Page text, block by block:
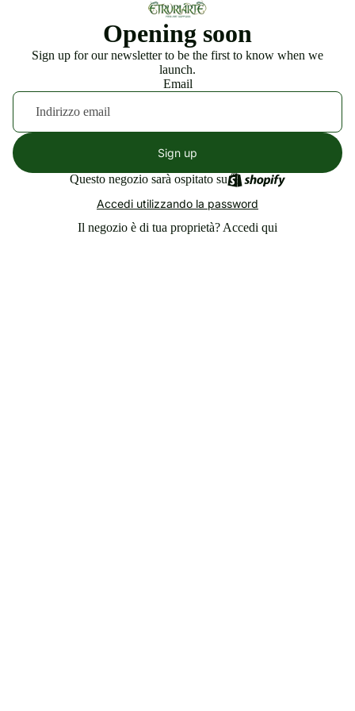
Opening soon
Sign up for our newsletter to be the first to know when we
launch.
Email
Sign up
Questo negozio sarà ospitato su
Accedi utilizzando la password
Il negozio è di tua proprietà? Accedi qui